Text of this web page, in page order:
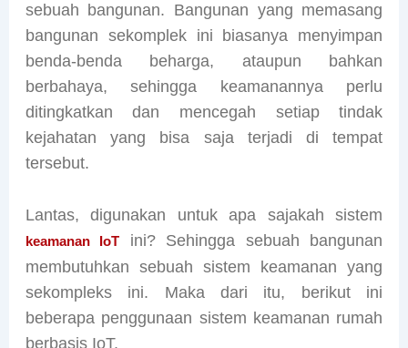
sebuah bangunan. Bangunan yang memasang
bangunan sekomplek ini biasanya menyimpan
benda-benda beharga, ataupun bahkan
berbahaya, sehingga keamanannya perlu
ditingkatkan dan mencegah setiap tindak
kejahatan yang bisa saja terjadi di tempat
tersebut.
Lantas, digunakan untuk apa sajakah sistem
keamanan IoT
ini? Sehingga sebuah bangunan
membutuhkan sebuah sistem keamanan yang
sekompleks ini. Maka dari itu, berikut ini
beberapa penggunaan sistem keamanan rumah
berbasis IoT.